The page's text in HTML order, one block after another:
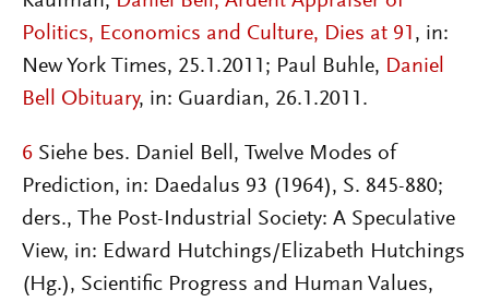
Politics, Economics and Culture, Dies at 91 , in:
New York Times, 25.1.2011; Paul Buhle, Daniel
Bell Obituary, in: Guardian, 26.1.2011.
6 Siehe bes. Daniel Bell, Twelve Modes of
Prediction, in: Daedalus 93 (1964), S. 845-880;
ders., The Post-Industrial Society: A Speculative
View, in: Edward Hutchings/Elizabeth Hutchings
(Hg.), Scientific Progress and Human Values,